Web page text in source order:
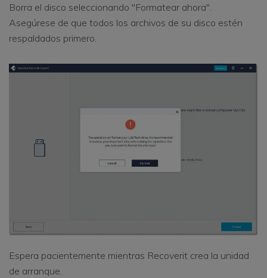
Borra el disco seleccionando "Formatear ahora".
Asegúrese de que todos los archivos de su disco estén
respaldados primero.
Espera pacientemente mientras Recoverit crea la unidad
de arranque.